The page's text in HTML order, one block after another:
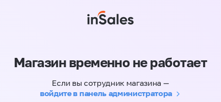
Магазин временно не работает
Если вы сотрудник магазина —
войдите в панель администратора